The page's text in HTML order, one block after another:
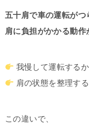
五十肩で車の運転がつ
肩に負担がかかる動作
我慢して運転するか
肩の状態を整理す
この違いで、